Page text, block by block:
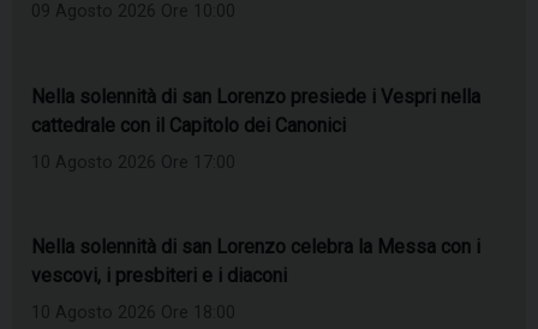
09 Agosto 2026 Ore 10:00
Nella solennità di san Lorenzo presiede i Vespri nella
cattedrale con il Capitolo dei Canonici
10 Agosto 2026 Ore 17:00
Nella solennità di san Lorenzo celebra la Messa con i
vescovi, i presbiteri e i diaconi
10 Agosto 2026 Ore 18:00